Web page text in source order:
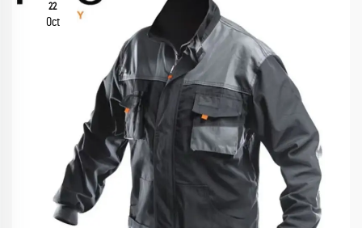
22
Oct